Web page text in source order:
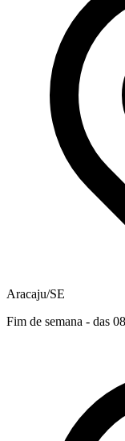
Aracaju/SE
Fim de semana - das